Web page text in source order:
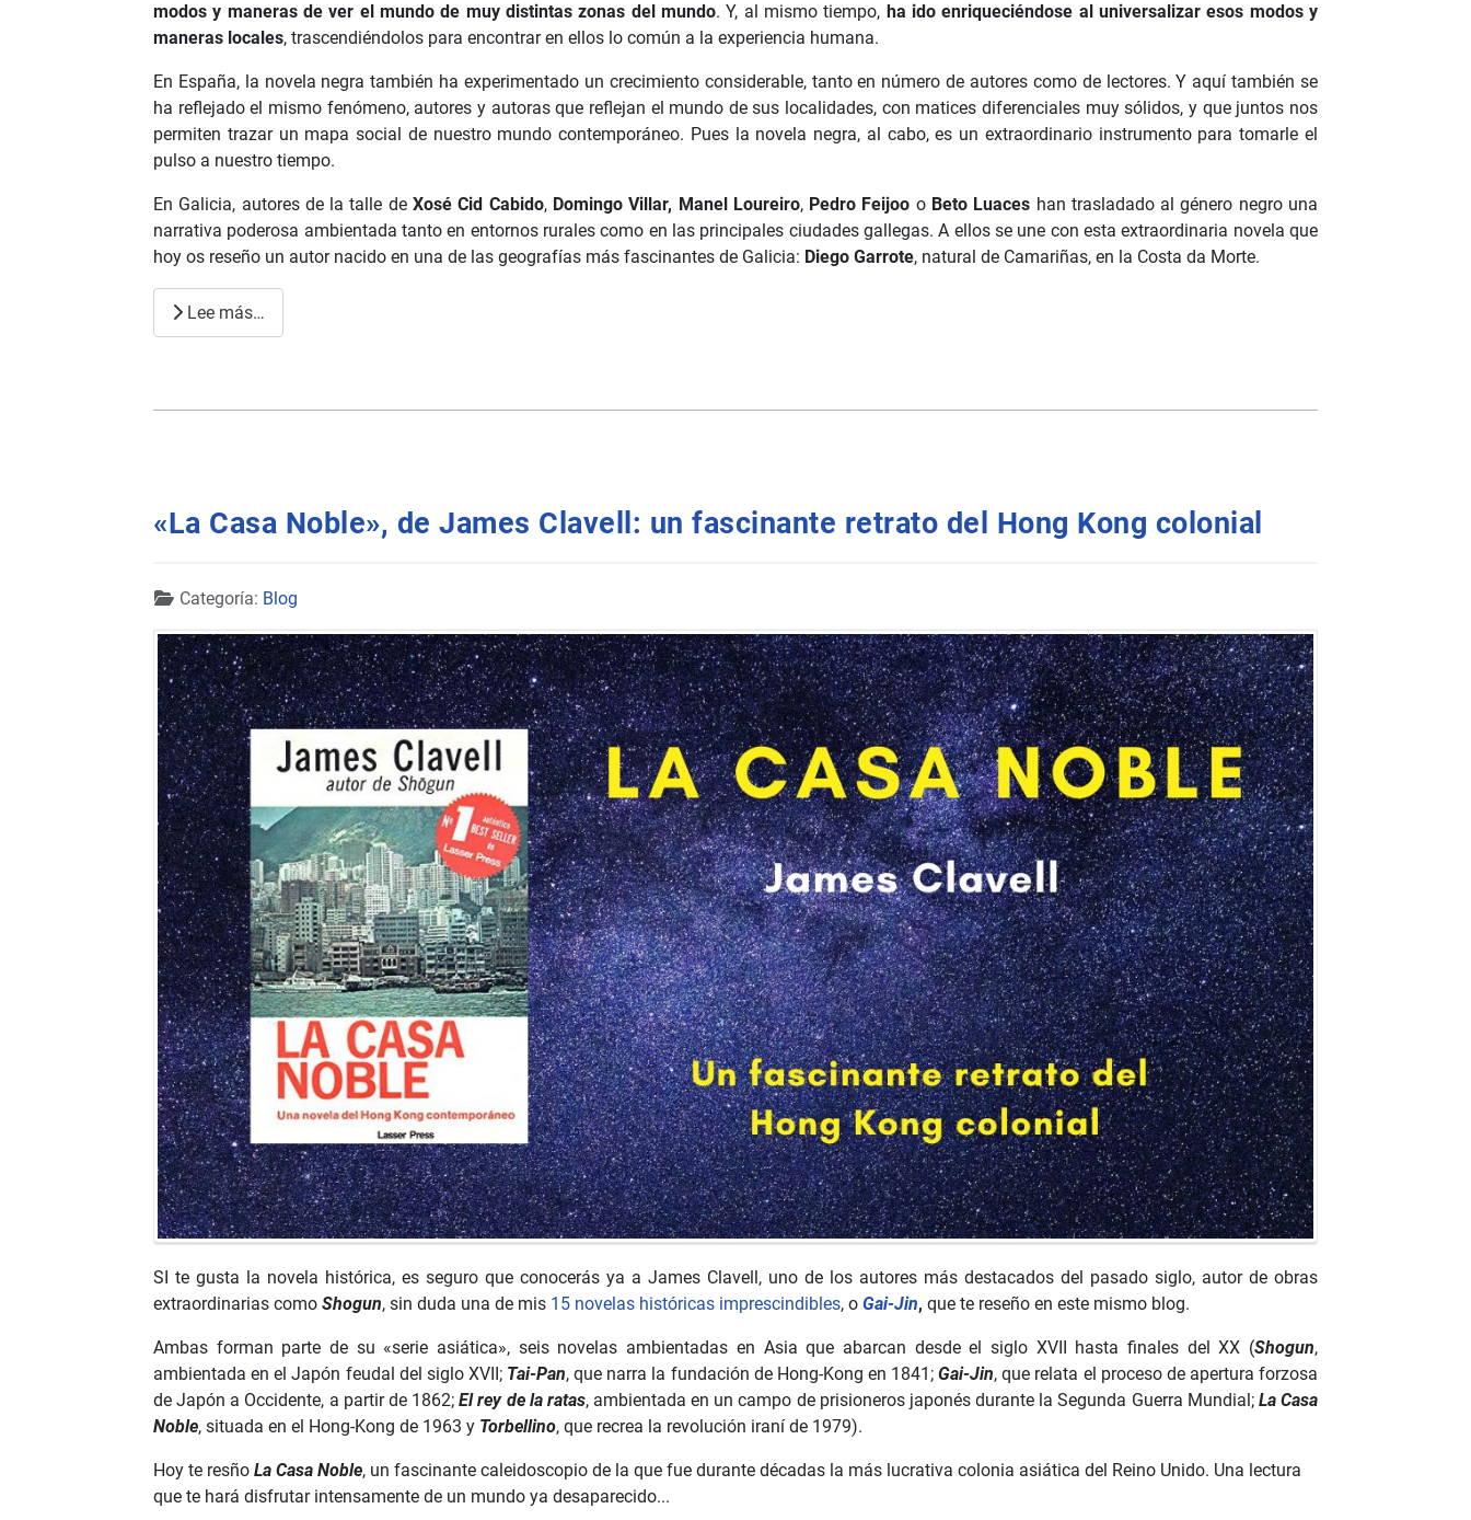
modos y maneras de ver el mundo de muy distintas zonas del mundo. Y, al mismo tiempo, ha ido enriqueciéndose al universalizar esos modos y
maneras locales, trascendiéndolos para encontrar en ellos lo común a la experiencia humana.
En España, la novela negra también ha experimentado un crecimiento considerable, tanto en número de autores como de lectores. Y aquí también se
ha reflejado el mismo fenómeno, autores y autoras que reflejan el mundo de sus localidades, con matices diferenciales muy sólidos, y que juntos nos
permiten trazar un mapa social de nuestro mundo contemporáneo. Pues la novela negra, al cabo, es un extraordinario instrumento para tomarle el
pulso a nuestro tiempo.
En Galicia, autores de la talle deXosé Cid Cabido, Domingo Villar, Manel Loureiro, Pedro Feijoo o Beto Luaces han trasladado al género negro una
narrativa poderosa ambientada tanto en entornos rurales como en las principales ciudades gallegas. A ellos se une con esta extraordinaria novela que
hoy os reseño un autor nacido en una de las geografías más fascinantes de Galicia: Diego Garrote, natural de Camariñas, en la Costa da Morte.
Lee más…
«La Casa Noble», de James Clavell: un fascinante retrato del Hong Kong colonial
Detalles
Categoría: Blog
SI te gusta la novela histórica, es seguro que conocerás ya a James Clavell, uno de los autores más destacados del pasado siglo, autor de obras
extraordinarias como Shogun, sin duda una de mis 15 novelas históricas imprescindibles, o Gai-Jin, que te reseño en este mismo blog.
Ambas forman parte de su «serie asiática», seis novelas ambientadas en Asia que abarcan desde el siglo XVII hasta finales del XX (Shogun,
ambientada en el Japón feudal del siglo XVII; Tai-Pan, que narra la fundación de Hong-Kong en 1841;Gai-Jin, que relata el proceso de apertura forzosa
de Japón a Occidente, a partir de 1862;El rey de la ratas, ambientada en un campo de prisioneros japonés durante la Segunda Guerra Mundial; La Casa
Noble, situada en el Hong-Kong de 1963 y Torbellino, que recrea la revolución iraní de 1979).
Hoy te resño La Casa Noble, un fascinante caleidoscopio de la que fue durante décadas la más lucrativa colonia asiática del Reino Unido. Una lectura
que te hará disfrutar intensamente de un mundo ya desaparecido...